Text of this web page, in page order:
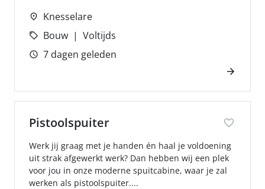
Knesselare
Bouw
Voltijds
7 dagen geleden
Pistoolspuiter
Werk jij graag met je handen én haal je voldoening
uit strak afgewerkt werk? Dan hebben wij een plek
voor jou in onze moderne spuitcabine, waar je zal
werken als pistoolspuiter....